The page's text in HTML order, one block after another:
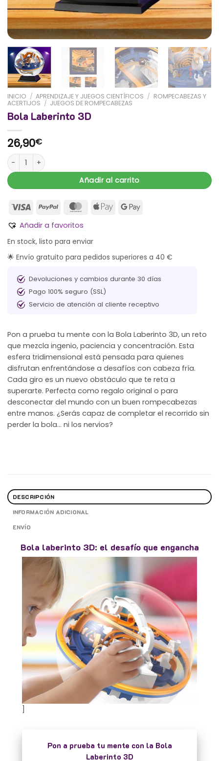
INICIO / APRENDIZAJE Y JUEGOS CIENTÍFICOS / ROMPECABEZAS Y
ACERTIJOS / JUEGOS DE ROMPECABEZAS
Bola Laberinto 3D
26,90€
Bola Laberinto 3D cantidad
Añadir al carrito
Añadir a favoritos
En stock, listo para enviar
🌟 Envío gratuito para pedidos superiores a 40 €
Devoluciones y cambios durante 30 días
Pago 100% seguro (SSL)
Servicio de atención al cliente receptivo
Pon a prueba tu mente con la Bola Laberinto 3D, un reto
que mezcla ingenio, paciencia y concentración. Esta
esfera tridimensional está pensada para quienes
disfrutan enfrentándose a desafíos con cabeza fría.
Cada giro es un nuevo obstáculo que te reta a
superarte. Perfecta como regalo original o para
desconectar del mundo con un buen rompecabezas
entre manos. ¿Serás capaz de completar el recorrido sin
perder la bola… ni los nervios?
DESCRIPCIÓN
INFORMACIÓN ADICIONAL
ENVÍO
Bola laberinto 3D: el desafío que engancha
Pon a prueba tu mente con la Bola
Laberinto 3D